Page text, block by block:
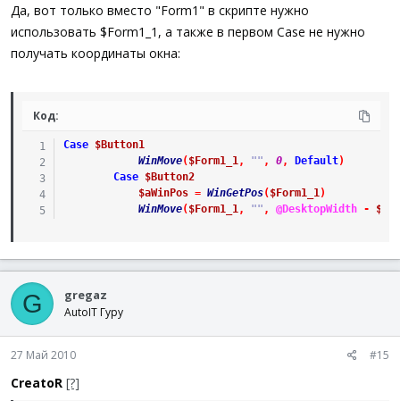
Да, вот только вместо "Form1" в скрипте нужно
использовать $Form1_1, а также в первом Case не нужно
получать координаты окна:
Код:
Case
$Button1
WinMove( $Form1_1, "" , 0, Default)
Case
$Button2
$aWinPos = WinGetPos( $Form1_1)
WinMove( $Form1_1, "" , @DesktopWidth -
G gregaz
AutoIT Гуру
27 Май 2010 #15
CreatoR [?]